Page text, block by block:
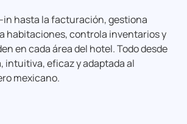
in hasta la facturación, gestiona
habitaciones, controla inventarios y
en cada área del hotel. Todo desde
intuitiva, eficaz y adaptada al
mexicano.